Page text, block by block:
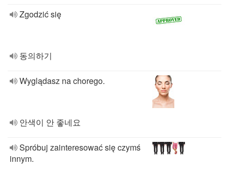
Zgodzić się
동의하기
Wyglądasz na chorego.
안색이 안 좋네요
Spróbuj zainteresować się czymś
innym.